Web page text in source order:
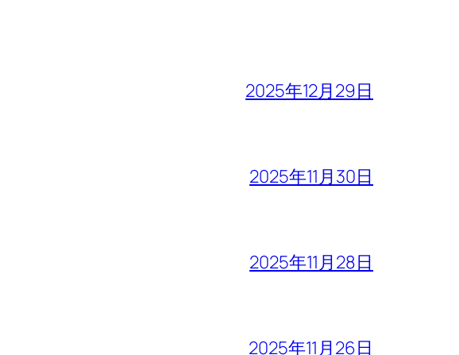
2025年12月29日
2025年11月30日
2025年11月28日
2025年11月26日